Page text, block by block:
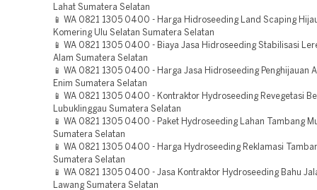
Lahat Sumatera Selatan
📱 WA 0821 1305 0400 - Harga Hidroseeding Land Scaping
Komering Ulu Selatan Sumatera Selatan
📱 WA 0821 1305 0400 - Biaya Jasa Hidroseeding Stabilisasi
Alam Sumatera Selatan
📱 WA 0821 1305 0400 - Harga Jasa Hidroseeding Penghijauan
Enim Sumatera Selatan
📱 WA 0821 1305 0400 - Kontraktor Hydroseeding Revegetasi
Lubuklinggau Sumatera Selatan
📱 WA 0821 1305 0400 - Paket Hydroseeding Lahan Tambang
Sumatera Selatan
📱 WA 0821 1305 0400 - Harga Hydroseeding Reklamasi
Sumatera Selatan
📱 WA 0821 1305 0400 - Jasa Kontraktor Hydroseeding Bahu
Lawang Sumatera Selatan